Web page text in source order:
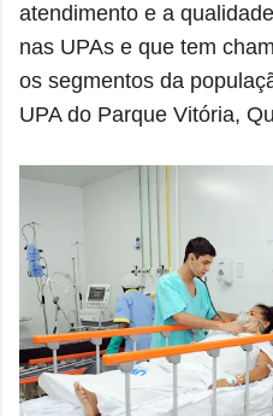
atendimento e a
nas UPAs e que tem
os segmentos da
UPA do Parque Vitória,